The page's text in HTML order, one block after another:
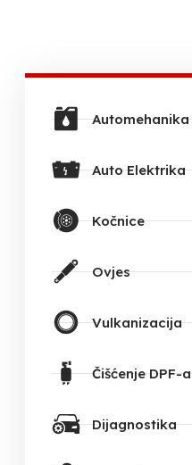
Automehanika
Auto Elektrika
Kočnice
Ovjes
Vulkanizacija
Čišćenje DPF-a
Dijagnostika